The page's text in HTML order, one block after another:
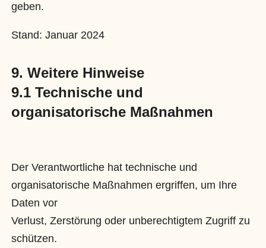
geben.
Stand: Januar 2024
9. Weitere Hinweise
9.1 Technische und
organisatorische Maßnahmen
Der Verantwortliche hat technische und
organisatorische Maßnahmen ergriffen, um Ihre
Daten vor
Verlust, Zerstörung oder unberechtigtem Zugriff zu
schützen.